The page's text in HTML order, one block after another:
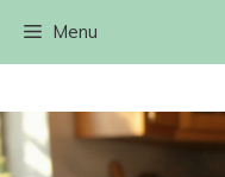
contenu
Menu